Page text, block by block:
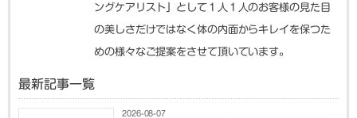
ングケアリスト」として１人１人のお客様の見た目
の美しさだけではなく体の内面からキレイを保つた
めの様々なご提案をさせて頂いています。
最新記事一覧
2026-08-07